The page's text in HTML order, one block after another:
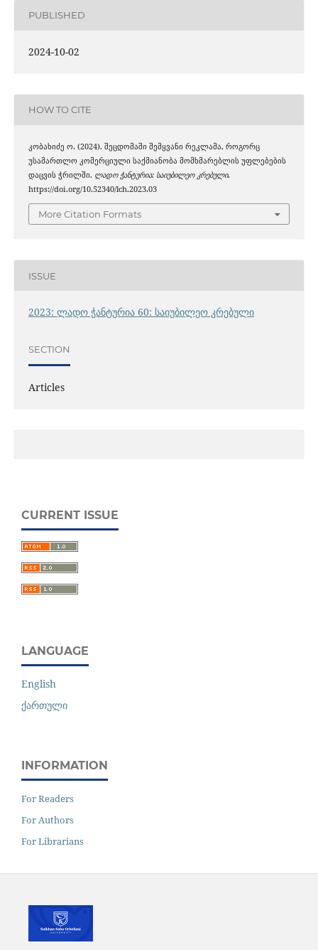
PUBLISHED
2024-10-02
HOW TO CITE
კობახიძე ო. (2024). შეცდომაში შემყვანი რეკლამა, როგორც
უსამართლო კომერციული საქმიანობა მომხმარებლის უფლებების
დაცვის ჭრილში. ლადო ჭანტურია: საიუბილეო კრებული.
https://doi.org/10.52340/lch.2023.03
More Citation Formats
ISSUE
2023: ლადო ჭანტურია 60: საიუბილეო კრებული
SECTION
Articles
CURRENT ISSUE
LANGUAGE
English
ქართული
INFORMATION
For Readers
For Authors
For Librarians